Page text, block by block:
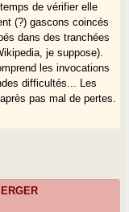
de vérifier elle
(?) gascons coincés
dans des tranchées
je suppose).
les invocations
difficultés... Les
pas mal de pertes.